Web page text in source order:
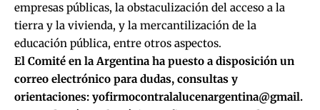
empresas públicas, la obstaculización del acceso a la
tierra y la vivienda, y la mercantilización de la
educación pública, entre otros aspectos.
El Comité en la Argentina ha puesto a disposición un
correo electrónico para dudas, consultas y
orientaciones: yofirmocontralalucenargentina@gmail.